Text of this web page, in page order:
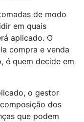
de modo
em quais
aplicado. O
compra e venda
é quem decide em
o gestor
dos
que podem